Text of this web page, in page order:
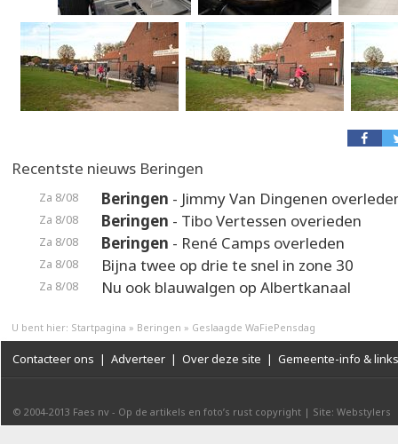
Recentste nieuws Beringen
Za 8/08 Beringen - Jimmy Van Dingenen
Za 8/08 Beringen - Tibo Vertessen overieden
Za 8/08 Beringen - René Camps overleden
Za 8/08 Bijna twee op drie te snel in zone 30
Za 8/08 Nu ook blauwalgen op Albertkanaal
U bent hier: Startpagina » Beringen » Geslaagde WaFiePensdag
Contacteer ons | Adverteer | Over deze site | Gemeente-info & links
© 2004-2013 Faes nv - Op de artikels en foto’s rust copyright | Site: Webstylers